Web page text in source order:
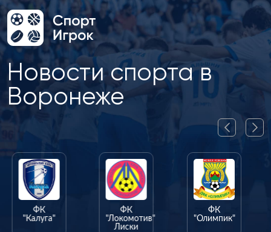
Новости спорта в
Воронеже
ФК
"Калуга"
ФК
"Локомотив"
Лиски
ФК
"Олимпик"